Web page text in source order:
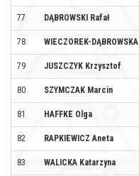
77 DĄBROWSKI Rafał
78 WIECZOREK-
79 JUSZCZYK Krzysztof
80 SZYMCZAK Marcin
81 HAFFKE Olga
82 RAPKIEWICZ Aneta
83 WALICKA Katarzyna